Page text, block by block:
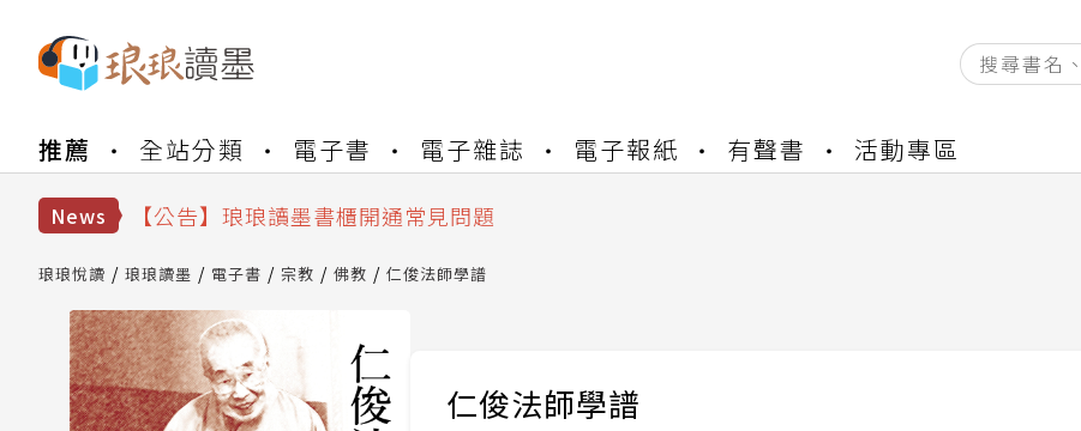
推薦 全站分類 電子書 電子雜誌 電子報紙 有聲書 活動專區
News
【公告】因 Readmoo 讀墨系統維護中，本站同步暫停部分閱讀服務
【公告】琅琅讀墨書櫃開通常見問題
【公告】琅琅書店服務升級重要說明及資產合併結果查詢
【公告】因 Readmoo 讀墨系統維護中，本站同步暫停部分閱讀服務
琅琅悅讀 琅琅讀墨 電子書 宗教 佛教 仁俊法師學譜
仁俊法師學譜